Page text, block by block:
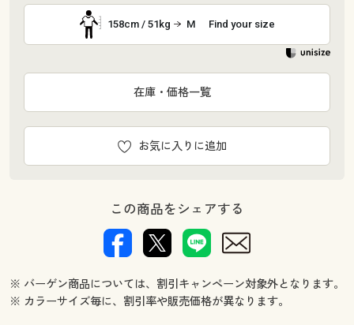
158cm / 51kg M Find your size
お気に入りに追加
在庫・価格一覧
この商品をシェアする
※ バーゲン商品については、割引キャンペーン対象外となります。
※ カラーサイズ毎に、割引率や販売価格が異なります。